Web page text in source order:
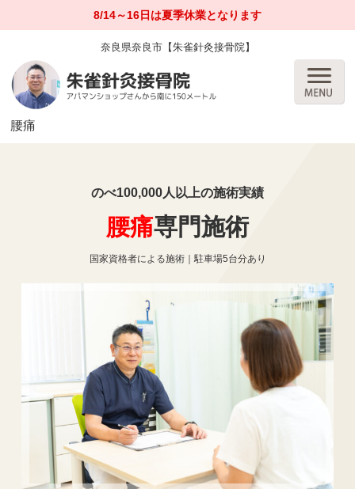
8/14～16日は夏季休業となります
奈良県奈良市【朱雀針灸接骨院】
腰痛
のべ100,000人以上の施術実績
腰痛専門施術
国家資格者による施術｜駐車場5台分あり